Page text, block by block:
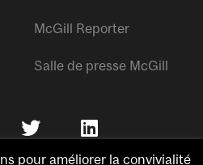
McGill Reporter
Salle de presse McGill
pour améliorer la convivialité